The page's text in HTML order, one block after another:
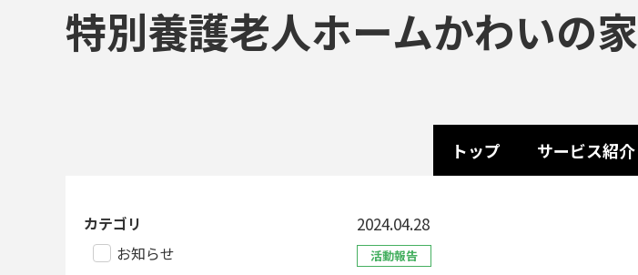
特別養護老人ホームかわいの家
トップ サービス紹介
2024.04.28
活動報告
カテゴリ
お知らせ